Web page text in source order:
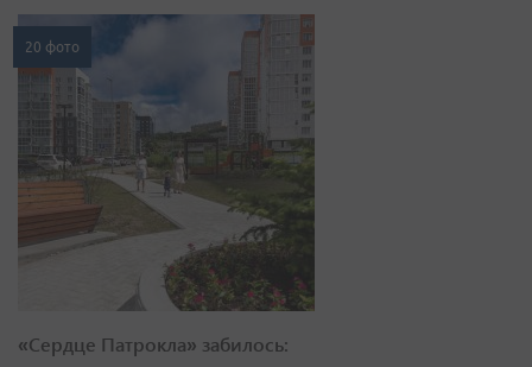
20 фото
«Сердце Патрокла» забилось: